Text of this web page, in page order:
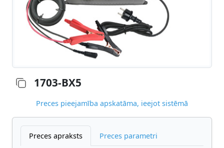
1703-BX5
Preces pieejamība apskatāma, ieejot sistēmā
Preces apraksts Preces parametri